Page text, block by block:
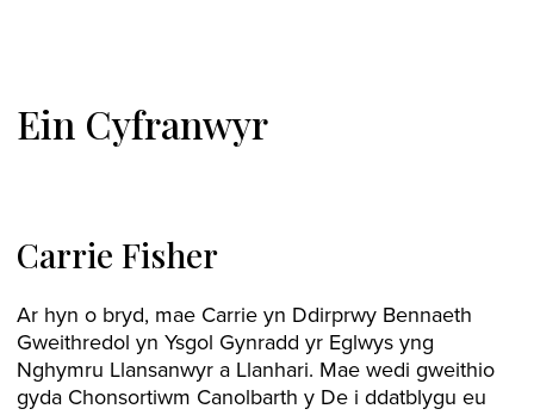
Ein Cyfranwyr
Carrie Fisher
Ar hyn o bryd, mae Carrie yn Ddirprwy Bennaeth
Gweithredol yn Ysgol Gynradd yr Eglwys yng
Nghymru Llansanwyr a Llanhari. Mae wedi gweithio
gyda Chonsortiwm Canolbarth y De i ddatblygu eu